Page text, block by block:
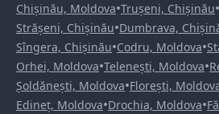
Chișinău, Moldova•Trușeni, Chișinău•
Strășeni, Chișinău•Dumbrava,
Sîngera, Chișinău•Codru, Moldova•
Orhei, Moldova•Telenești, Moldova•
Șoldănești, Moldova•Florești,
Edineț, Moldova•Drochia, Moldova•